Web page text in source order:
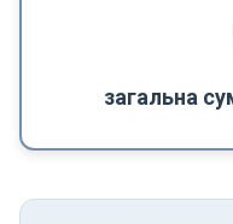
загальна